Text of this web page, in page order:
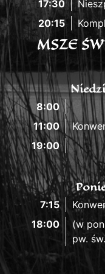
17:30
20:15
MSZE
8:00
11:00
19:00
7:15
18:00
(w
pw.